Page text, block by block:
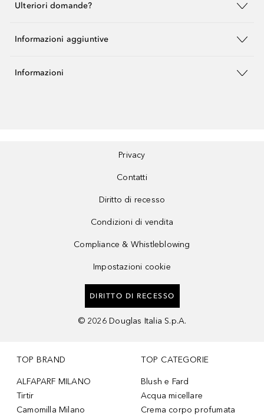
Ulteriori domande?
Informazioni aggiuntive
Informazioni
Privacy
Contatti
Diritto di recesso
Condizioni di vendita
Compliance & Whistleblowing
Impostazioni cookie
DIRITTO DI RECESSO
© 2026 Douglas Italia S.p.A.
TOP BRAND
ALFAPARF MILANO
Tirtir
Camomilla Milano
TOP CATEGORIE
Blush e Fard
Acqua micellare
Crema corpo profumata